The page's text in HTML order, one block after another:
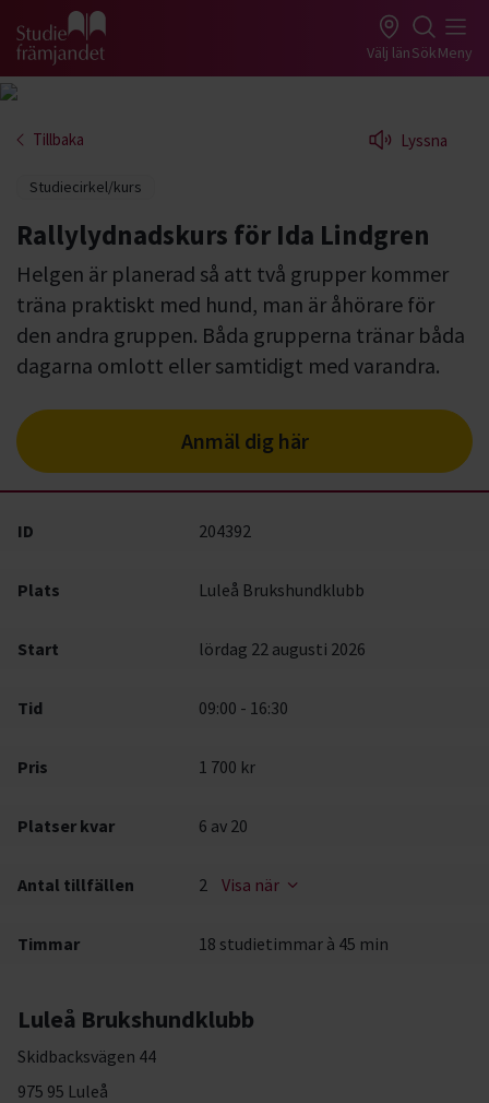
Gå till studiefrämjandets startsida Välj länSökMeny
Tillbaka Lyssna
Studiecirkel/kurs
Rallylydnadskurs för Ida Lindgren
Helgen är planerad så att två grupper kommer
träna praktiskt med hund, man är åhörare för
den andra gruppen. Båda grupperna tränar båda
dagarna omlott eller samtidigt med varandra.
Anmäl dig här
ID 204392
Plats Luleå Brukshundklubb
Start lördag 22 augusti 2026
Tid 09:00 - 16:30
Pris 1 700 kr
Platser kvar 6 av 20
Antal tillfällen 2 Visa när
Timmar 18 studietimmar à 45 min
Luleå Brukshundklubb
Skidbacksvägen 44
975 95 Luleå